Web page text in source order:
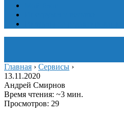
Главная › Сервисы ›
13.11.2020
Андрей Смирнов
Время чтения: ~3 мин.
Просмотров: 29